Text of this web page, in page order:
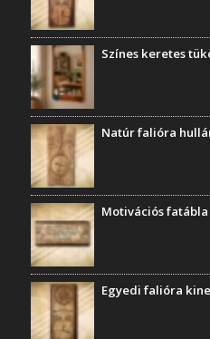
Színes keretes
Natúr falióra
Motivációs fatábla
Egyedi falióra